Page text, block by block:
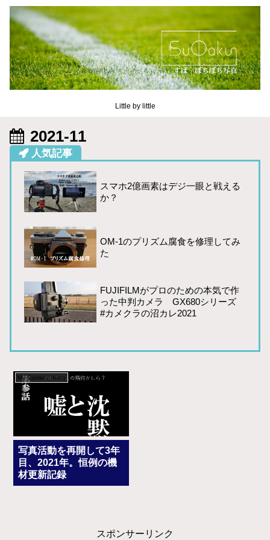
Little by little
2021-11
人気記事
スマホ2億画素はデジ一眼と戦える
か？
OM-1のプリズム腐食を修理してみ
た
FUJIFILMがプロのための本気で作
った中判カメラ GX680シリーズ
#カメクラの沼カレ2021
My Camera Items
写真活動を再開して3年
目、2021年。恒例の機
材更新記録
スポンサーリンク